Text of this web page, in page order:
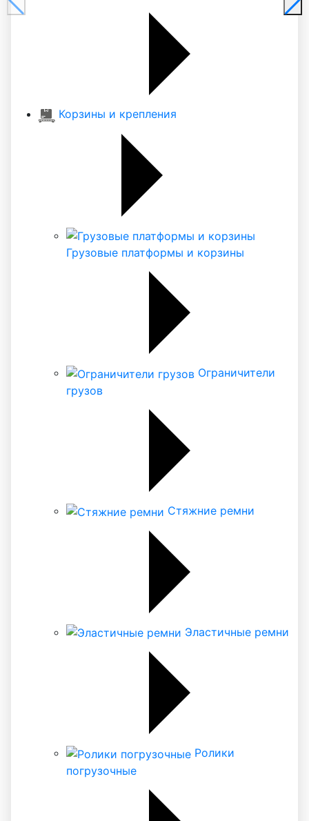
Корзины и крепления
Грузовые платформы и корзины
Ограничители
грузов
Стяжние ремни
Эластичные ремни
Ролики
погрузочные